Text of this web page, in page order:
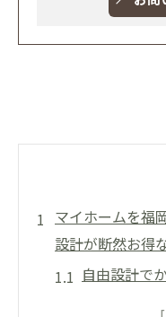
マイホームを福
設計が断然お得
自由設計で
予算内での